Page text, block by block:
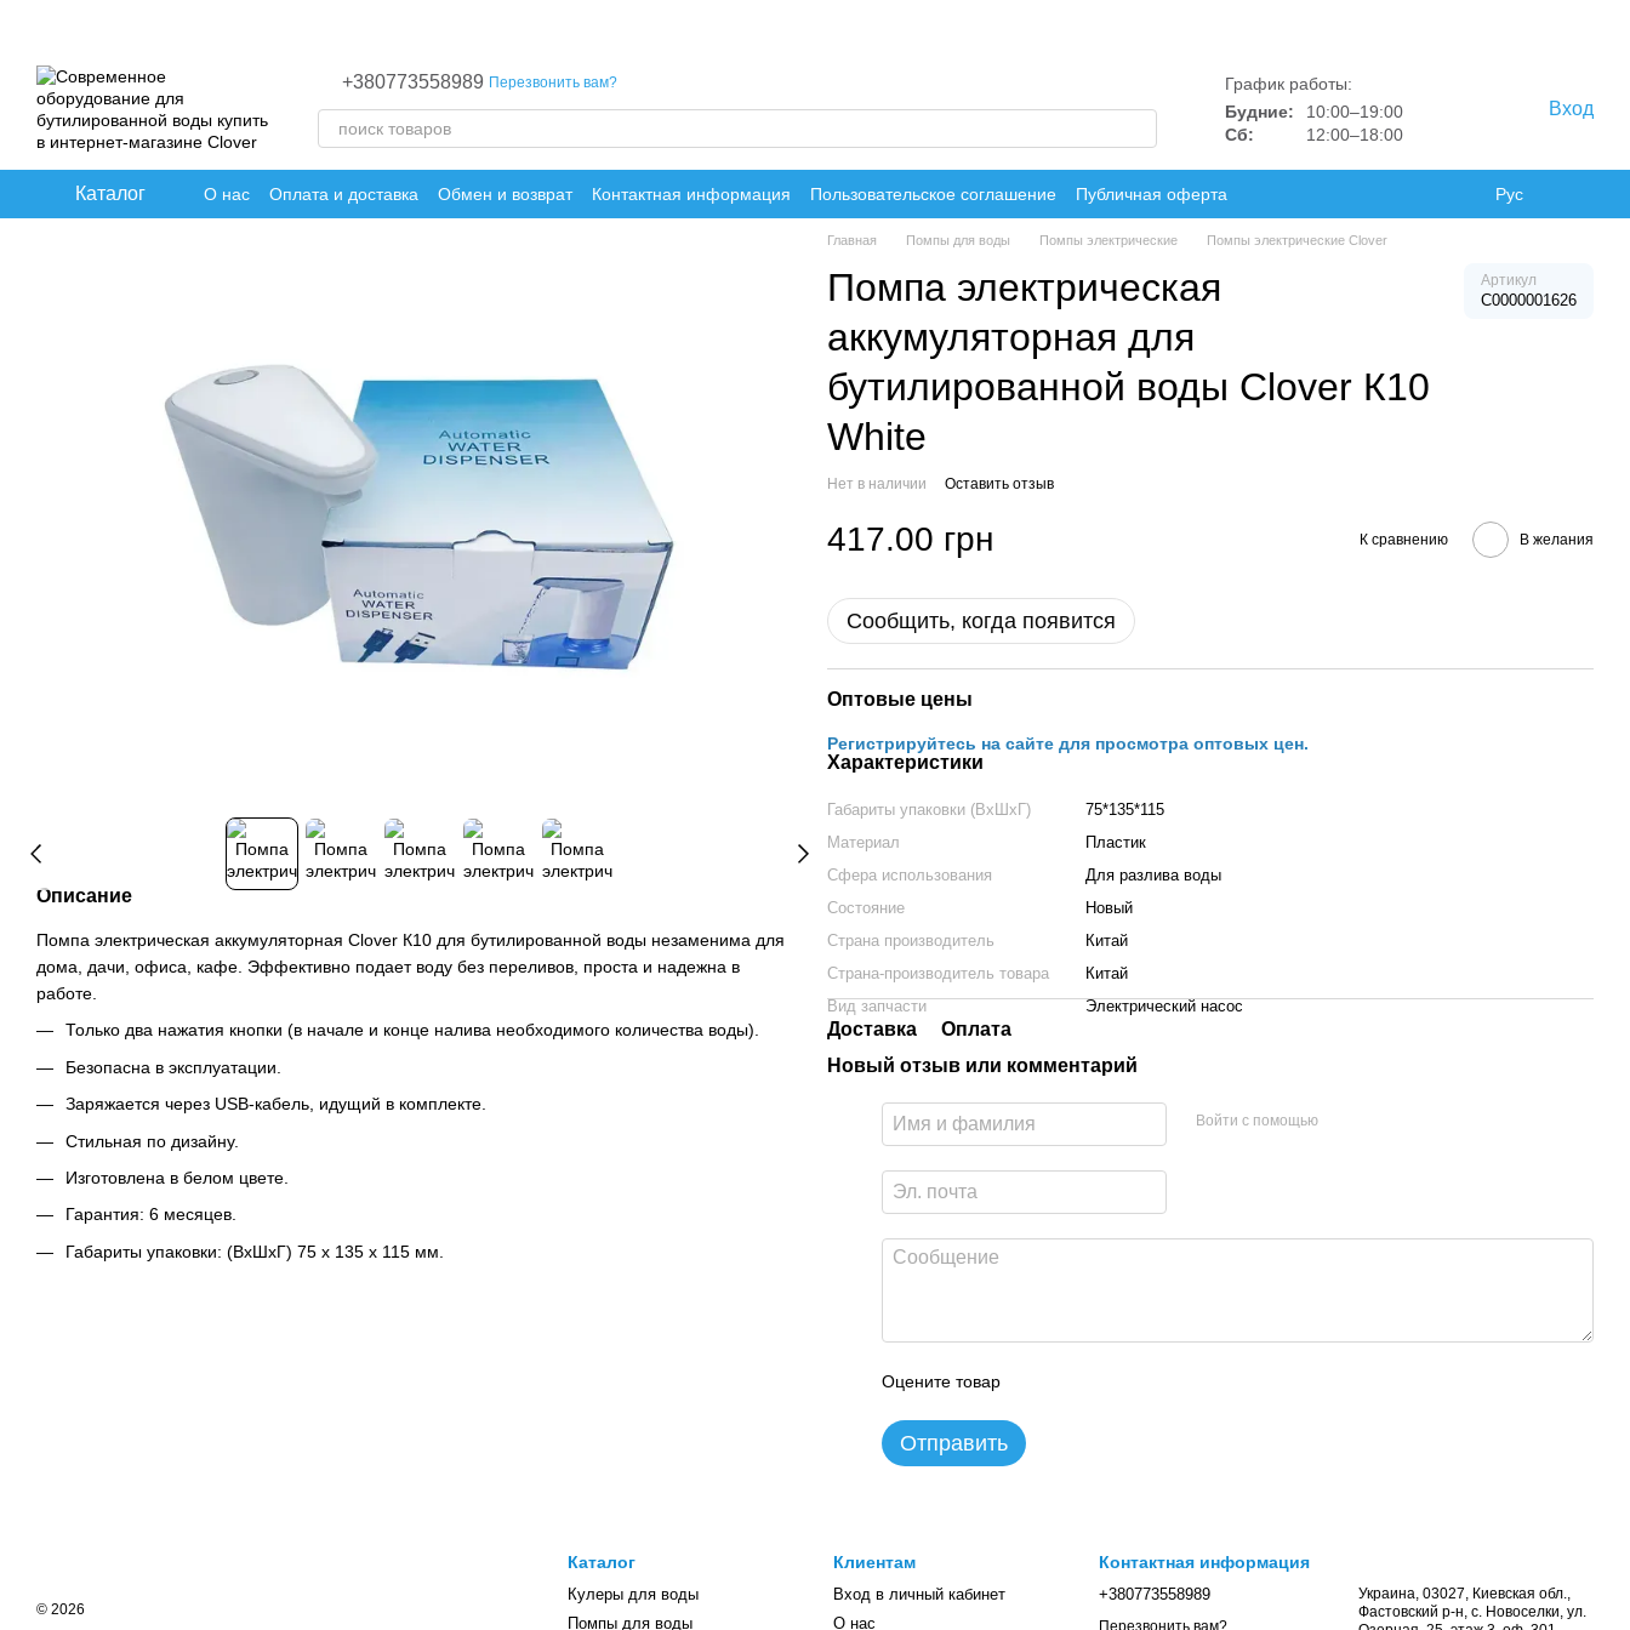
+380773558989 Перезвонить вам?
График работы:
Будние:
10:00–19:00
Сб:
12:00–18:00
Вход
Каталог О нас Оплата и доставка Обмен и возврат Контактная информация Пользовательское соглашение Публичная оферта Рус
Описание
Помпа электрическая аккумуляторная Clover К10 для бутилированной воды незаменима для
дома, дачи, офиса, кафе. Эффективно подает воду без переливов, проста и надежна в
работе.
Только два нажатия кнопки (в начале и конце налива необходимого количества воды).
Безопасна в эксплуатации.
Заряжается через USB-кабель, идущий в комплекте.
Стильная по дизайну.
Изготовлена в белом цвете.
Гарантия: 6 месяцев.
Габариты упаковки: (ВхШхГ) 75 х 135 х 115 мм.
Главная Помпы для воды Помпы электрические Помпы электрические Clover
Помпа электрическая
аккумуляторная для
бутилированной воды Clover К10
White
Артикул
C0000001626
Нет в наличии Оставить отзыв
417.00 грн К сравнению В желания
Сообщить, когда появится
Оптовые цены
Регистрируйтесь на сайте для просмотра оптовых цен.
Характеристики
Габариты упаковки (ВхШхГ)
75*135*115
Материал
Пластик
Сфера использования
Для разлива воды
Состояние
Новый
Страна производитель
Китай
Страна-производитель товара
Китай
Вид запчасти
Электрический насос
Доставка
Оплата
Новый отзыв или комментарий
Войти с помощью
Оцените товар
Отправить
© 2026
Каталог
Кулеры для воды
Помпы для воды
Клиентам
Вход в личный кабинет
О нас
Контактная информация
+380773558989
Украина, 03027, Киевская обл.,
Фастовский р-н, с. Новоселки, ул.